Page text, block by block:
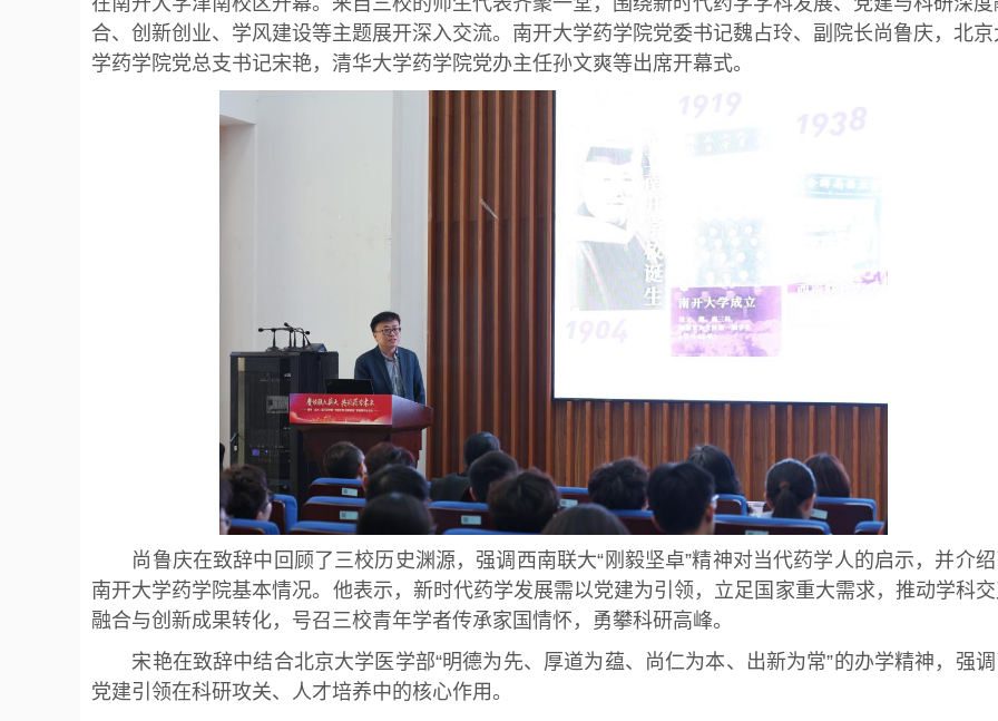
合、创新创业、学风建设等主题展开深入交流。南开大学药学院党委书记魏占玲、副院长尚鲁庆，北京
学药学院党总支书记宋艳，清华大学药学院党办主任孙文爽等出席开幕式。
尚鲁庆在致辞中回顾了三校历史渊源，强调西南联大“刚毅坚卓”精神对当代药学人的启示，并介
南开大学药学院基本情况。他表示，新时代药学发展需以党建为引领，立足国家重大需求，推动学科
融合与创新成果转化，号召三校青年学者传承家国情怀，勇攀科研高峰。
宋艳在致辞中结合北京大学医学部“明德为先、厚道为蕴、尚仁为本、出新为常”的办学精神，强
党建引领在科研攻关、人才培养中的核心作用。